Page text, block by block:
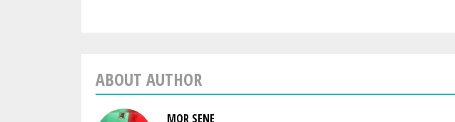
ABOUT AUTHOR
MOR SENE